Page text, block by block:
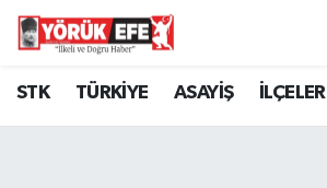
STK TÜRKİYE ASAYİŞ İLÇELER
Aydın Nöbetçi Eczaneler